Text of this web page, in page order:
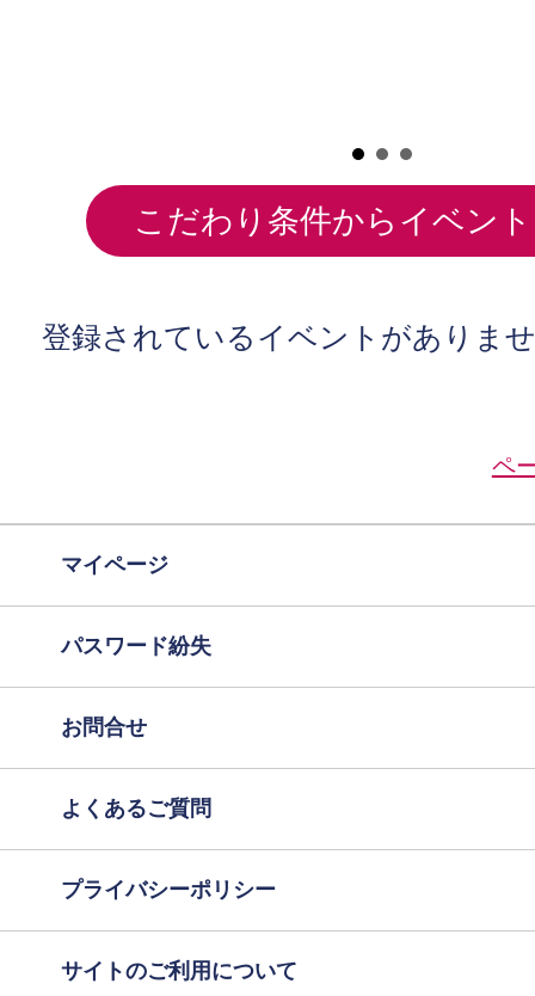
こだわり条件からイベン
登録されているイベントがありま
ペ
マイページ
パスワード紛失
お問合せ
よくあるご質問
プライバシーポリシー
サイトのご利用について